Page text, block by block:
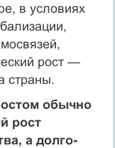
в условиях
рост —
страны.
обычно
рост
а долго­